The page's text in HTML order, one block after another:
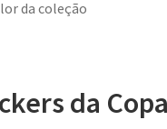
da coleção
da